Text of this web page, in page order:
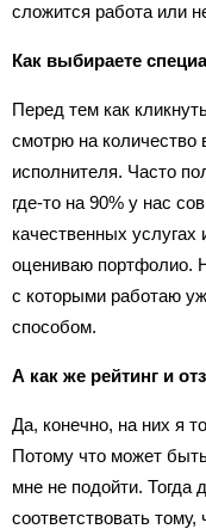
сложится работа или
Как выбираете
Перед тем как
смотрю на количество
исполнителя. Часто
где-то на 90% у нас
качественных
оцениваю портфолио.
с которыми работаю
способом.
А как же рейтинг и
Да, конечно, на них я
Потому что может
мне не подойти. Тогда
соответствовать